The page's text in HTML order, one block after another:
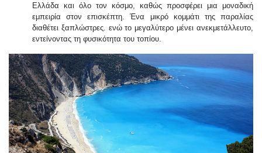
Ελλάδα και όλο τον κόσμο, καθώς προσφέρει μια μοναδική
εμπειρία στον επισκέπτη. Ένα μικρό κομμάτι της παραλίας
διαθέτει ξαπλώστρες. ενώ το μεγαλύτερο μένει ανεκμετάλλευτο,
εντείνοντας τη φυσικότητα του τοπίου.